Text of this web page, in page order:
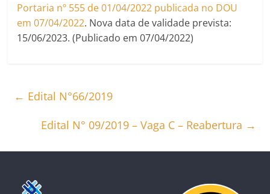
Portaria nº 555 de 01/04/2022 publicada no DOU
em 07/04/2022. Nova data de validade prevista:
15/06/2023. (Publicado em 07/04/2022)
← Edital N°66/2019
Edital N° 09/2019 – Vaga C – Reabertura →